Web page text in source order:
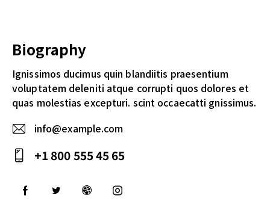
Biography
Ignissimos ducimus quin blandiitis praesentium
voluptatem deleniti atque corrupti quos dolores et
quas molestias excepturi. scint occaecatti gnissimus.
E-
m
ail
info@example.com
on
+1 800 555 45 65